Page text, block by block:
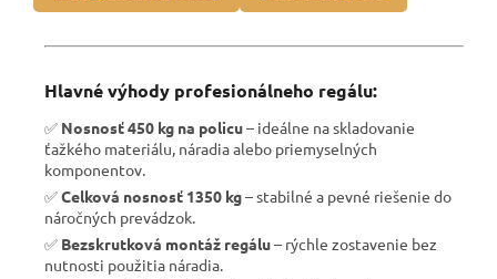
Hlavné výhody profesionálneho regálu:
✅ Nosnosť 450 kg na policu– ideálne na skladovanie
ťažkého materiálu, náradia alebo priemyselných
komponentov.
✅Celková nosnosť 1350 kg– stabilné a pevné riešenie do
náročných prevádzok.
✅ Bezskrutková montáž regálu– rýchle zostavenie bez
nutnosti použitia náradia.